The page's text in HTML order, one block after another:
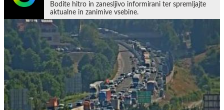
Bodite hitro in zanesljivo informirani ter spremljajte
aktualne in zanimive vsebine.